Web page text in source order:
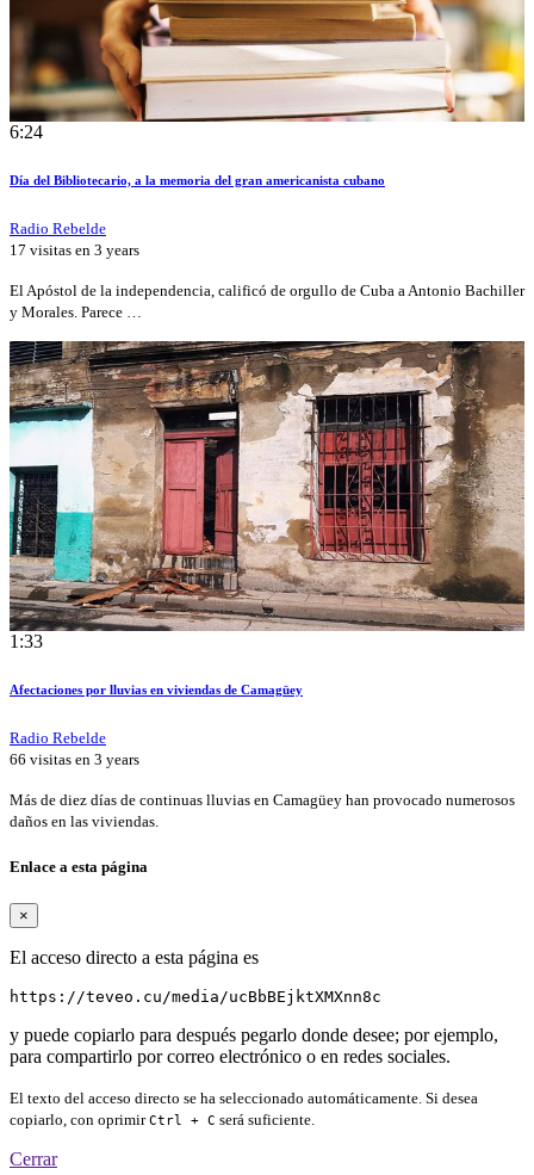
6:24
Día del Bibliotecario, a la memoria del gran americanista cubano
Radio Rebelde
17 visitas en 3 years
El Apóstol de la independencia, calificó de orgullo de Cuba a Antonio Bachiller
y Morales. Parece …
1:33
Afectaciones por lluvias en viviendas de Camagüey
Radio Rebelde
66 visitas en 3 years
Más de diez días de continuas lluvias en Camagüey han provocado numerosos
daños en las viviendas.
Enlace a esta página
×
El acceso directo a esta página es
https://teveo.cu/media/ucBbBEjktXMXnn8c
y puede copiarlo para después pegarlo donde desee; por ejemplo,
para compartirlo por correo electrónico o en redes sociales.
El texto del acceso directo se ha seleccionado automáticamente. Si desea
copiarlo, con oprimirCtrl + C será suficiente.
Cerrar